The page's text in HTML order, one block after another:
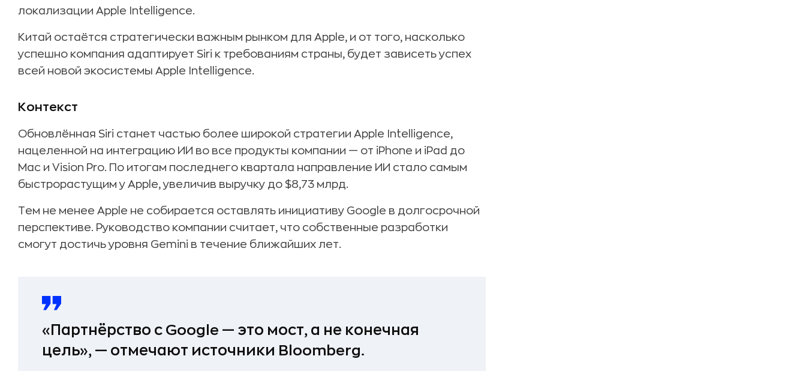
локализации Apple Intelligence.
Китай остаётся стратегически важным рынком для Apple, и от того, насколько
успешно компания адаптирует Siri к требованиям страны, будет зависеть успех
всей новой экосистемы Apple Intelligence.
Контекст
Обновлённая Siri станет частью более широкой стратегии Apple Intelligence,
нацеленной на интеграцию ИИ во все продукты компании — от iPhone и iPad до
Mac и Vision Pro. По итогам последнего квартала направление ИИ стало самым
быстрорастущим у Apple, увеличив выручку до $8,73 млрд.
Тем не менее Apple не собирается оставлять инициативу Google в долгосрочной
перспективе. Руководство компании считает, что собственные разработки
смогут достичь уровня Gemini в течение ближайших лет.
«Партнёрство с Google — это мост, а не конечная
цель», — отмечают источники Bloomberg.